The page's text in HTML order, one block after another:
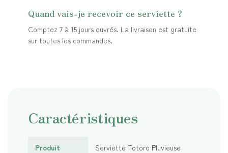
Quand vais-je recevoir ce serviette ?
Comptez 7 à 15 jours ouvrés. La livraison est gratuite
sur toutes les commandes.
Caractéristiques
Produit Serviette Totoro Pluvieuse